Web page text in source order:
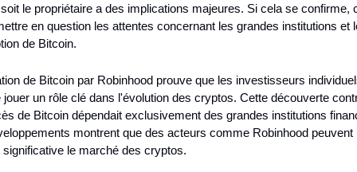
le propriétaire a des implications majeures. Si cela se confirme,
en question les attentes concernant les grandes institutions et
de Bitcoin.
de Bitcoin par Robinhood prouve que les investisseurs
jouer un rôle clé dans l'évolution des cryptos. Cette découverte
de Bitcoin dépendait exclusivement des grandes institutions
montrent que des acteurs comme Robinhood peuvent
significative le marché des cryptos.